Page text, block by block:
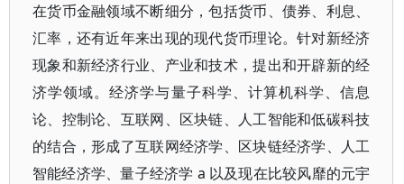
在货币金融领域不断细分，包括货币、债券、利息、
汇率，还有近年来出现的现代货币理论。针对新经济
现象和新经济行业、产业和技术，提出和开辟新的经
济学领域。经济学与量子科学、计算机科学、信息
论、控制论、互联网、区块链、人工智能和低碳科技
的结合，形成了互联网经济学、区块链经济学、人工
智能经济学、量子经济学 a 以及现在比较风靡的元宇